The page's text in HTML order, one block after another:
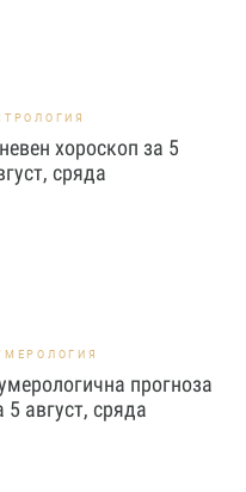
хороскоп за 5
сряда
прогноза
5 август, сряда